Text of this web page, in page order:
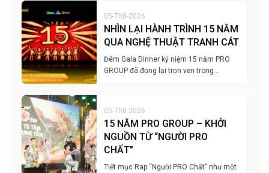
05-Th8-2026
NHÌN LẠI HÀNH TRÌNH 15 NĂM
QUA NGHỆ THUẬT TRANH CÁT
Đêm Gala Dinner kỷ niệm 15 năm PRO
GROUP đã đọng lại trọn vẹn trong…
05-Th8-2026
15 NĂM PRO GROUP – KHỞI
NGUỒN TỪ “NGƯỜI PRO
CHẤT”
Tiết mục Rap “Người PRO Chất” như một